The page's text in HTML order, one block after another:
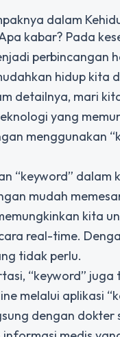
dalam
kabar? Pada
hidup kita
detailnya, mari
yang
menggunakan
“keyword”
mudah
kita
real-time.
tidak perlu.
“keyword”
melalui aplikasi
dengan dokter